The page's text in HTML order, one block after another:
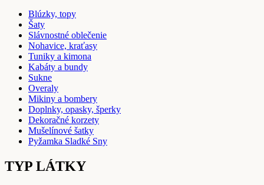
Blúzky, topy
Šaty
Slávnostné oblečenie
Nohavice, kraťasy
Tuniky a kimona
Kabáty a bundy
Sukne
Overaly
Mikiny a bombery
Doplnky, opasky, šperky
Dekoračné korzety
Mušelínové šatky
Pyžamka Sladké Sny
TYP LÁTKY